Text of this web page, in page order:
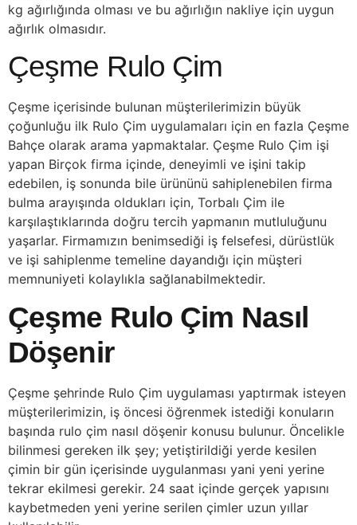
kg ağırlığında olması ve bu ağırlığın nakliye için uygun
ağırlık olmasıdır.
Çeşme Rulo Çim
Çeşme içerisinde bulunan müşterilerimizin büyük
çoğunluğu ilk Rulo Çim uygulamaları için en fazla Çeşme
Bahçe olarak arama yapmaktalar. Çeşme Rulo Çim işi
yapan Birçok firma içinde, deneyimli ve işini takip
edebilen, iş sonunda bile ürününü sahiplenebilen firma
bulma arayışında oldukları için, Torbalı Çim ile
karşılaştıklarında doğru tercih yapmanın mutluluğunu
yaşarlar. Firmamızın benimsediği iş felsefesi, dürüstlük
ve işi sahiplenme temeline dayandığı için müşteri
memnuniyeti kolaylıkla sağlanabilmektedir.
Çeşme Rulo Çim Nasıl
Döşenir
Çeşme şehrinde Rulo Çim uygulaması yaptırmak isteyen
müşterilerimizin, iş öncesi öğrenmek istediği konuların
başında rulo çim nasıl döşenir konusu bulunur. Öncelikle
bilinmesi gereken ilk şey; yetiştirildiği yerde kesilen
çimin bir gün içerisinde uygulanması yani yeni yerine
tekrar ekilmesi gerekir. 24 saat içinde gerçek yapısını
kaybetmeden yeni yerine serilen çimler uzun yıllar